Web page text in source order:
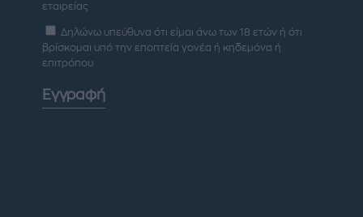
εταιρείας
Δηλώνω υπεύθυνα ότι είμαι άνω των 18 ετών ή ότι
βρίσκομαι υπό την εποπτεία γονέα ή κηδεμόνα ή
επιτρόπου
Εγγραφή